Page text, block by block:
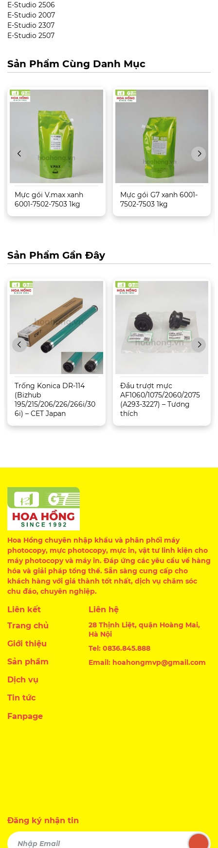
E-Studio 2506
E-Studio 2007
E-Studio 2307
E-Studio 2507
Sản Phẩm Cùng Danh Mục
Mực gói V.max xanh
6001-7502-7503 1kg
Mực gói G7 xanh 6001-
7502-7503 1kg
Sản Phẩm Gần Đây
Trống Konica DR-114
(Bizhub
195/215/206/226/266i/30
6i) – CET Japan
Đầu trượt mực
AF1060/1075/2060/2075
(A293-3227) – Tương
thích
Hoa Hồng chuyên nhập khẩu và phân phối máy
photocopy, mực photocopy, mực in, vật tư linh kiện cho
máy photocopy và máy in. Đáp ứng các yêu cầu về hàng
hóa và giải pháp tổng thể. Sẵn sàng cung cấp cho
khách hàng với giá thành tốt nhất, dịch vụ chăm sóc
chu đáo, chuyên nghiệp.
Liên kết
Trang chủ
Giới thiệu
Sản phẩm
Dịch vụ
Tin tức
Liên hệ
28 Thịnh Liệt, quận Hoàng Mai,
Hà Nội
Tel: 0836.845.888
Email: hoahongmvp@gmail.com
Fanpage
Đăng ký nhận tin